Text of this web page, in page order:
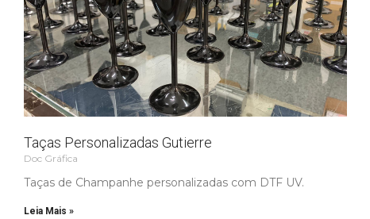
Taças Personalizadas Gutierre
Doc Gráfica
Taças de Champanhe personalizadas com DTF UV.
Leia Mais »